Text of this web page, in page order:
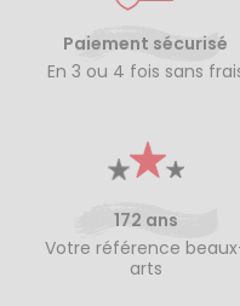
Paiement sécurisé
En 3 ou 4 fois sans
172 ans
Votre référence
arts